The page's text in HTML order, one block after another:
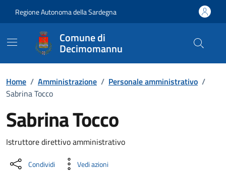
Regione Autonoma della Sardegna
Comune di
Decimomannu
Home / Amministrazione / Personale amministrativo /
Sabrina Tocco
Sabrina Tocco
Dettaglio della persona
Istruttore direttivo amministrativo
Condividi Vedi azioni